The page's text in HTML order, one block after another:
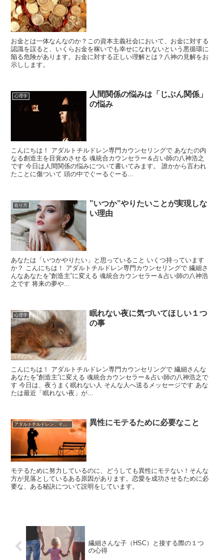
お金とは一体なんなのか？この資本主義社会において、お金に対する
認識を誤ると、いくらお金を稼いでも幸せになれないという悪循環に
陥る危険があります。お金に対する正しい理解とは？八神の見解をお
示しします。
心理学
人間関係の悩みは「じぶん関係」
の悩み
こんにちは！ アダルトチルドレン専門カウンセリングで あなたの内
なる創造主を目覚めさせる 魂統合カウンセラー＆占い師の八神浩之
です 今日は人間関係の悩みについて書いてみます。 誰かから言われ
たことに傷ついて 頭の中でぐーるぐーる...
在り方
”いつか”やりたいことが実現しな
い理由
あなたは「いつかやりたい」と思っていること いくつ持っています
か？ こんにちは！ アダルトチルドレン専門カウンセリングで 繊細さ
んなあなたを”創造主”に変える 魂統合カウンセラー＆占い師の八神浩
之です 将来の夢や...
心理学
眠れない夜に気づいてほしい１つ
の事
こんにちは！ アダルトチルドレン専門カウンセリングで 繊細さんな
あなたを”創造主”に変える 魂統合カウンセラー＆占い師の八神浩之で
す 今日は、夜うまく眠れない人 そんな人へ送るメッセージです あな
たは最近「眠れない夜」が...
異性にモテるために必要なこと
モテるために努力しているのに、どうしても異性にモテない！そんな
方が見落としているある原因があります。恋愛を成功させるために必
要な、ある秘訣について説明をしています。
繊細さんな子（HSC）と接する際の１つ
の心得